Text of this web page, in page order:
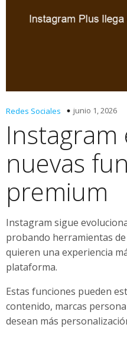
Redes Sociales junio 1, 2026
Instagram
nuevas
premium
Instagram sigue
probando herramientas
quieren una experiencia
plataforma.
Estas funciones pueden
contenido, marcas
desean más